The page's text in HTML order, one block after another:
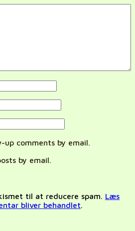
comments by email.
by email.
til at reducere spam. Læs
bliver behandlet.